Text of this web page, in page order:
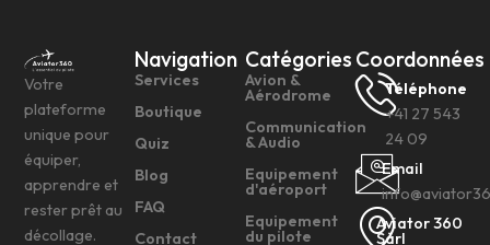
Votre
plateforme
unique pour
équiper,
apprendre et
rester prêt au
décollage.
Navigation
Services
Boutique
Quiz
Blog
FAQ
Contact
Catégories
Avion &
Aérodrome
Communication
& Audio
Equipement
d'aéroport
Equipement
du pilote
Coordonnées
Téléphone
+41 27 543
24 09
Email
Aviator 360
Sàrl